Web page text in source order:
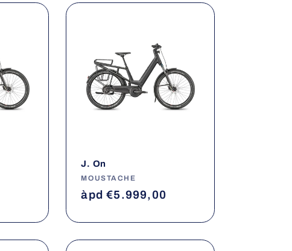
J. On
Fournisseur :
MOUSTACHE
Prix
àpd €5.999,00